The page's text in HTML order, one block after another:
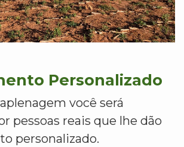
Personalizado
você será
pessoas reais que lhe dão
personalizado.